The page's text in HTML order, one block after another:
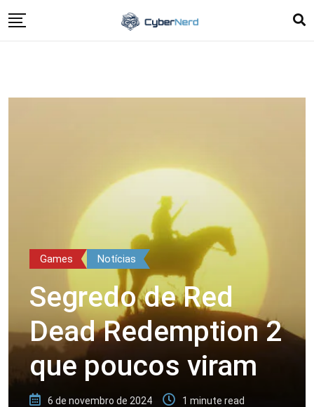
Games Notícias
Segredo de Red
Dead Redemption 2
que poucos viram
6 de novembro de 2024
1 minute read